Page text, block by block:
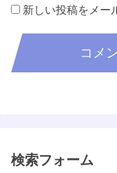
新しい投稿をメー
検索フォーム